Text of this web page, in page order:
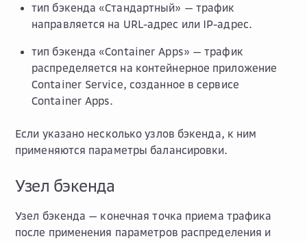
тип бэкенда «Стандартный» — трафик
направляется на URL-адрес или IP-адрес.
тип бэкенда «Container Apps» — трафик
распределяется на контейнерное приложение
Container Service, созданное в сервисе
Container Apps.
Если указано несколько узлов бэкенда, к ним
применяются параметры балансировки.
Узел бэкенда
Узел бэкенда — конечная точка приема трафика
после применения параметров распределения и